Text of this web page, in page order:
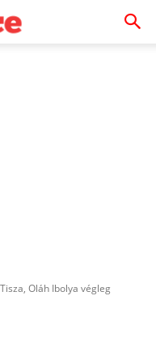
Oláh Ibolya végleg